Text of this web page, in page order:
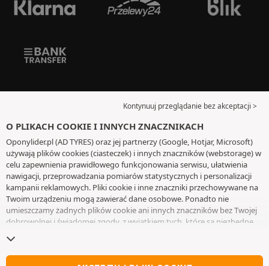
Kontynuuj przeglądanie bez akceptacji >
O PLIKACH COOKIE I INNYCH ZNACZNIKACH
Oponylider.pl (AD TYRES) oraz jej partnerzy (Google, Hotjar, Microsoft)
używają plików cookies (ciasteczek) i innych znaczników (webstorage) w
celu zapewnienia prawidłowego funkcjonowania serwisu, ułatwienia
nawigacji, przeprowadzania pomiarów statystycznych i personalizacji
kampanii reklamowych. Pliki cookie i inne znaczniki przechowywane na
Twoim urządzeniu mogą zawierać dane osobowe. Ponadto nie
umieszczamy żadnych plików cookie ani innych znaczników bez Twojej
dobrowolnej i świadomej zgody, z wyjątkiem tych, które są niezbędne
wycofać swoją zgodę w dowolnym momencie, przechodząc do
plikami cookie i innymi znacznikami. Możesz kontynuować przeglądanie